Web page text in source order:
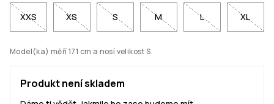
XXS XS S M L XL
Model(ka) měří 171 cm a nosí velikost S.
Produkt není skladem